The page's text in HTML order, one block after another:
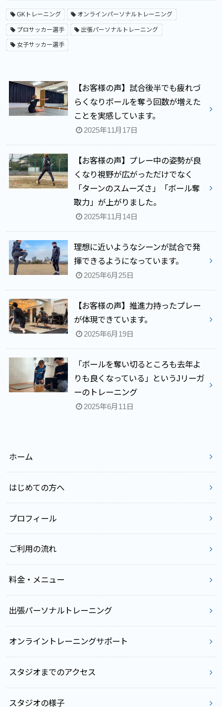
GKトレーニング オンラインパーソナルトレーニング
プロサッカー選手 出張パーソナルトレーニング
女子サッカー選手
【お客様の声】試合後半でも疲れづ
らくなりボールを奪う回数が増えた
ことを実感しています。
2025年11月17日
【お客様の声】プレー中の姿勢が良
くなり視野が広がっただけでなく
「ターンのスムーズさ」「ボール奪
取力」が上がりました。
2025年11月14日
理想に近いようなシーンが試合で発
揮できるようになっています。
2025年6月25日
【お客様の声】推進力持ったプレー
が体現できています。
2025年6月19日
「ボールを奪い切るところも去年よ
りも良くなっている」というJリーガ
ーのトレーニング
2025年6月11日
ホーム
はじめての方へ
プロフィール
ご利用の流れ
料金・メニュー
出張パーソナルトレーニング
オンライントレーニングサポート
スタジオまでのアクセス
スタジオの様子